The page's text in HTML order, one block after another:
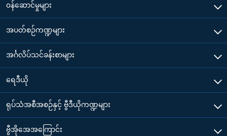
၀န်ဆောင်မှုများ
အပတ်စဉ်ကဏ္ဍများ
အင်္ဂလိပ်သင်ခန်းစာများ
ရေဒီယို
ရုပ်သံအစီအစဉ်နှင့် ဗွီဒီယိုကဏ္ဍများ
ဗွီအိုအေအကြောင်း